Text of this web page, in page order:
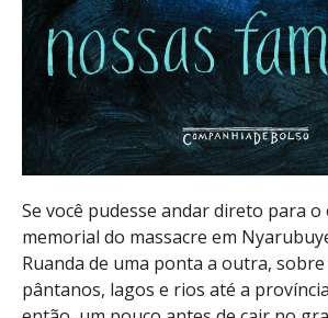
Se você pudesse andar direto para
memorial do massacre em
Ruanda de uma ponta a outra,
pântanos, lagos e rios até a